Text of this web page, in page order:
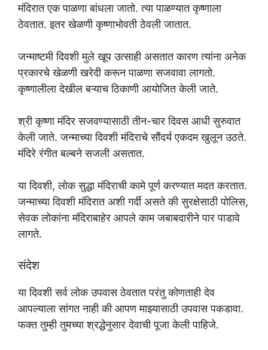
मंदिरात एक पाळणा बांधला जातो. त्या पाळण्यात कृष्णाला
ठेवतात. इतर खेळणी कृष्णाभोवती ठेवली जातात.
जन्माष्टमी दिवशी मुले खूप उत्साही असतात कारण त्यांना अनेक
प्रकारचे खेळणी खरेदी करून पाळणा सजवावा लागतो.
कृष्णालीला देखील बऱ्याच ठिकाणी आयोजित केली जाते.
श्री कृष्णा मंदिर सजवण्यासाठी तीन-चार दिवस आधी सुरुवात
केली जाते. जन्माच्या दिवशी मंदिराचे सौंदर्य एकदम खुलून उठते.
मंदिरे रंगीत बल्बने सजली असतात.
या दिवशी, लोक सुद्धा मंदिराची कामे पूर्ण करण्यात मदत करतात.
जन्माच्या दिवशी मंदिरात अशी गर्दी असते की सुरक्षेसाठी पोलिस,
सेवक लोकांना मंदिराबाहेर आपले काम जबाबदारीने पार पाडावे
लागते.
संदेश
या दिवशी सर्व लोक उपवास ठेवतात परंतु कोणताही देव
आपल्याला सांगत नाही की आपण माझ्यासाठी उपवास पकडावा.
फक्त तुम्ही तुमच्या श्रद्धेनुसार देवाची पूजा केली पाहिजे.